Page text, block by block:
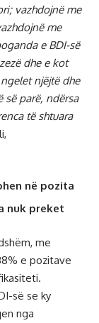
vazhdojnë me
me
e BDI-së
dhe e kot
njëjtë dhe
parë, ndërsa
të shtuara
në pozita
nuk preket
me
e pozitave
së se ky
nga